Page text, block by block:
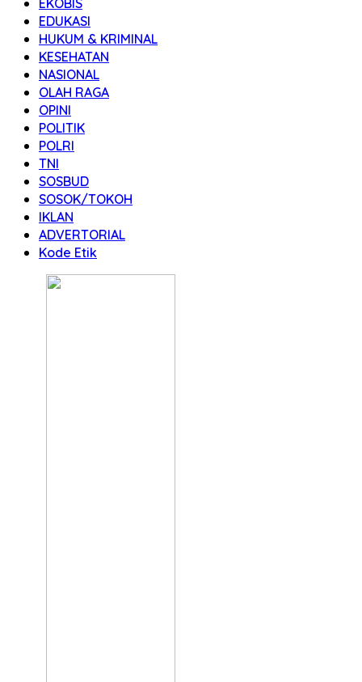
EKOBIS
EDUKASI
HUKUM & KRIMINAL
KESEHATAN
NASIONAL
OLAH RAGA
OPINI
POLITIK
POLRI
TNI
SOSBUD
SOSOK/TOKOH
IKLAN
ADVERTORIAL
Kode Etik